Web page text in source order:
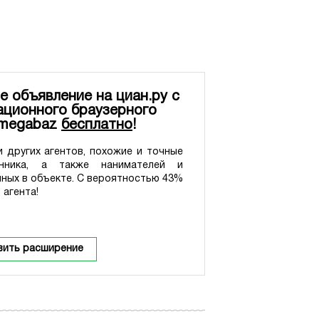
объявление на циан.ру с
браузерного
бесплатно!
агентов, похожие и точные
а также нанимателей и
в объекте. С вероятностью 43%
расширение